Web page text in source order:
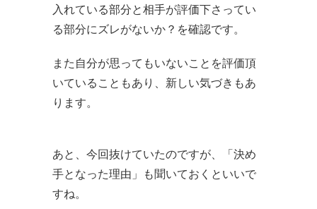
入れている部分と相手が評価下さってい
る部分にズレがないか？を確認です。
また自分が思ってもいないことを評価頂
いていることもあり、新しい気づきもあ
ります。
あと、今回抜けていたのですが、「決め
手となった理由」も聞いておくといいで
すね。